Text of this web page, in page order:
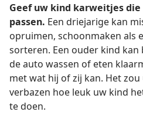
Geef uw kind karweitjes
passen. Een driejarige kan
opruimen, schoonmaken als
sorteren. Een ouder kind
de auto wassen of eten
met wat hij of zij kan. Het
verbazen hoe leuk uw kind
te doen.